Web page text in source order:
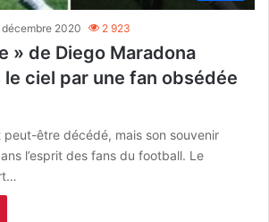
décembre 2020 2 923
» de Diego Maradona
ciel par une fan obsédée
peut-être décédé, mais son souvenir
l’esprit des fans du football. Le